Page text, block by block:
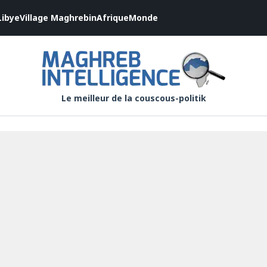
Village MaghrebinAfriqueMonde
Le meilleur de la couscous-politik